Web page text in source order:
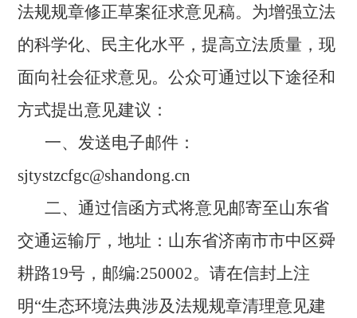
法规规章修正草案征求意见稿。为增强立法
的科学化、
民主化水平，提高立法质量，现
面向社会征求意见。公众可通过以下途径和
方式提出意见建议：
一、发送电子邮件：
sjtystzcfgc@shandong.cn
二、通过信函方式将意见邮寄至山东省
交通运输厅，地址： 山东省济南市市中区舜
耕路19号，邮编:250002。请在信封上注
明“生态环境法典涉及法规规章清理意见建